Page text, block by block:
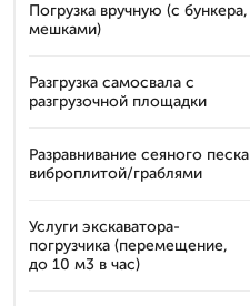
Погрузка вручную (с бункера,
мешками)
Разгрузка самосвала с
разгрузочной площадки
Разравнивание сеяного песка
виброплитой/граблями
Услуги экскаватора-
погрузчика (перемещение,
до 10 м3 в час)